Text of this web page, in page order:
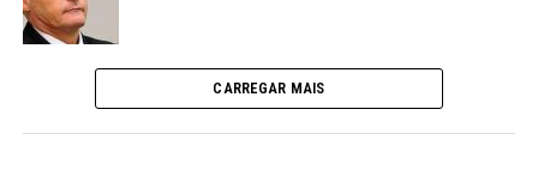
CARREGAR MAIS